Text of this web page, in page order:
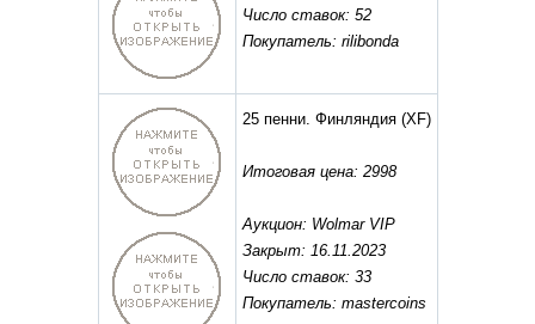
Число ставок: 52
Покупатель: rilibonda
25 пенни. Финляндия(XF)
Итоговая цена: 2998
Аукцион: Wolmar VIP
Закрыт: 16.11.2023
Число ставок: 33
Покупатель: mastercoins